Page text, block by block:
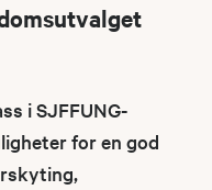
i SJFFUNG-
for en god